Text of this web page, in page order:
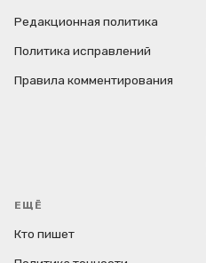
Редакционная политика
Политика исправлений
Правила комментирования
ЕЩЁ
Кто пишет